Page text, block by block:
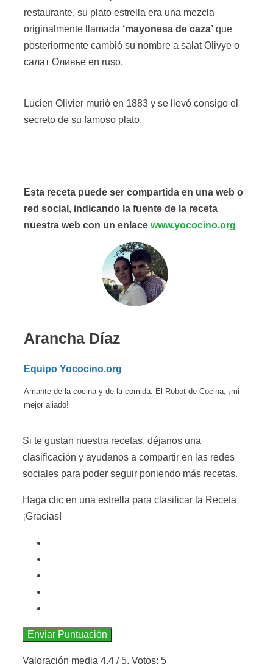
restaurante, su plato estrella era una mezcla
originalmente llamada ‘mayonesa de caza’ que
posteriormente cambió su nombre a salat Olivye o
салат Оливье en ruso.
Lucien Olivier murió en 1883 y se llevó consigo el
secreto de su famoso plato.
Esta receta puede ser compartida en una web o
red social, indicando la fuente de la receta
nuestra web con un enlace www.yococino.org
Arancha Díaz
Equipo Yococino.org
Amante de la cocina y de la comida. El Robot de Cocina, ¡mi
mejor aliado!
Si te gustan nuestra recetas, déjanos una
clasificación y ayudanos a compartir en las redes
sociales para poder seguir poniendo más recetas.
Haga clic en una estrella para clasificar la Receta
¡Gracias!
Enviar Puntuación
Valoración media 4.4 / 5. Votos: 5